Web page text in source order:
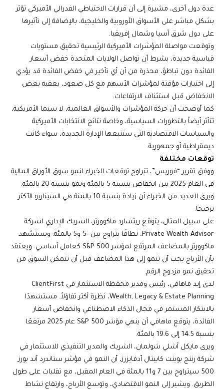
عدة دول أخرى، مشيرة إلى أن قرارات الاحتياطي الفدرالي الأميركي تؤثر
بشكل مباشر على الأسواق الأوروبية والخليجية، بالإضافة إلى تأثيرها
على دول شرق آسيا وشمال إفريقيا.
وتوقعت مواصلة المؤشرات الأميركية الرئيسية تحقيق مستويات
قياسية جديدة، بشرط أن تواصل الولايات المتحدة خفض أسعار
الفائدة دون تباطؤ، محذرة من أن أي تأخير في خفض الفائدة قد يؤدي
إلى اختبارات مؤقتة لمؤشرات الأسهم مع كل صعود، يعقبه بعض
الانخفاض قبل استئناف الارتفاعات.
كما أوضحت أن حركة المؤشرات والأسواق العالمية، لا سيما الأمريكية،
تتأثر أيضاً بالتطورات السياسية، وخاصة نتائج الانتخابات الأميركية
والسياسات الاقتصادية التي ستتبعها الإدارة الجديدة، سواء كانت
ديمقراطية أو جمهورية.
توقعات مختلفة
ووفق تقرير “فوربس”، تتراوح توقعات الخبراء لنمو سوق الأوراق المالية
في العام 2025 بين انخفاض بنسبة 5 بالمئة ونمو بنسبة 20 بالمئة.
ويرى العديد من الخبراء أن زيادة بنسبة 10 بالمئة هي السيناريو الأكثر
ترجيحا.
على سبيل المثال، يتوقع ريتشارد ماكوورتر، الشريك الإداري لشركة
Private Wealth Advisor، نطاقًا يتراوح بين -5 و5 بالمئة. ويستشهد
ماكوورتر بالمضاعف المرتفع لمؤشر S&P 500 كعامل أساسي. ويعتقد
بأن الأرباح يجب أن تنمو إلى هذا المضاعف قبل أن تتمكن السوق من
تحقيق نمو مزدوج الرقم.
لدى إيد ماهافي، رئيس ومدير محفظة الاستثمار في ClientFirst
Wealth, Legacy & Estate Planning، نظرة أكثر تفاؤلاً. مستشهدًا
بالابتكار المستمر في مجال الذكاء الاصطناعي وانخفاض أسعار
الفائدة، يتوقع ماهافي أن ينهي مؤشر S&P 500 عام 2025 مرتفعًا
بنسبة 14.5 إلى 19.6 بالمئة.
ويرى مايكل آشلي شولمان، الشريك والمدير التنفيذي للاستثمار في
شركة رننج بوينت كابيتال أدفايزرز، أن النمو في مؤشر ستاندرد آند بورز
500 سيتراوح بين 7 و11 بالمئة في العام المقبل، مع تقلبات على طول
الطريق. ويشير إلى النمو الاقتصادي، وتوسع الأرباح، وارتفاع نشاط